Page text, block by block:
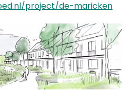
project/de-maricken